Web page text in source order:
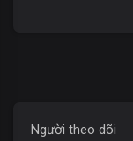
Người theo dõi